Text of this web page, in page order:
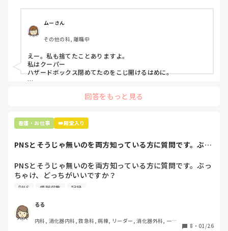
プリセプターに
「普通鑷子捨てる！？明らかに使い捨てて良いような安物じ
ゃないよね？」
「そんなミスした新人、あなたが初めてだよ」
と言われました。。
たしかに、よくよく考えてみれば
手術室で使った物品も全部滅菌して使いまわすし、
なんで頭回らなかったんだろう😭
市長さんは、
患者さんに迷惑かけたわけじゃないから大丈夫、
自分が情けなくて情けなくて😭
こんなバカな私をせめて笑い飛ばしてください笑
ムーさん
その他の科, 離職中
えー。私も捨てたことありますよ。
私はクーパー
ハザードボックス閉めてたのをこじ開けるはめに。
に出しちゃったり。(これは問題か💦)
回答をもっと見る
看護・お仕事 👑殿堂入り
PNSとそうじゃ無いのを両方知っている方に質問です。ぶっ
PNSとそうじゃ無いのを両方知っている方に質問です。ぶっ
ちゃけ、どっちがいいですか？
後、PNSを廃止しました。
私は、そのPNSを廃止した病棟からまだPNSをやっている病
棟に9月に異動してきました。
PNS 情報収集 記録
るる
内科, 消化器内科, 救急科, 病棟, リーダー, 消化器外科, 一般
8 ・ 01/26